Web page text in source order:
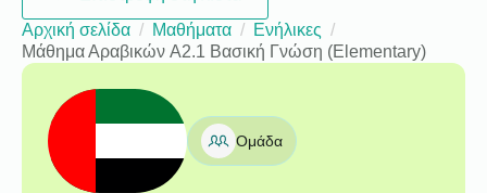
Αρχική σελίδα
Μαθήματα
Ενήλικες
Μάθημα Αραβικών A2.1 Βασική Γνώση (Elementary)
Ομάδα